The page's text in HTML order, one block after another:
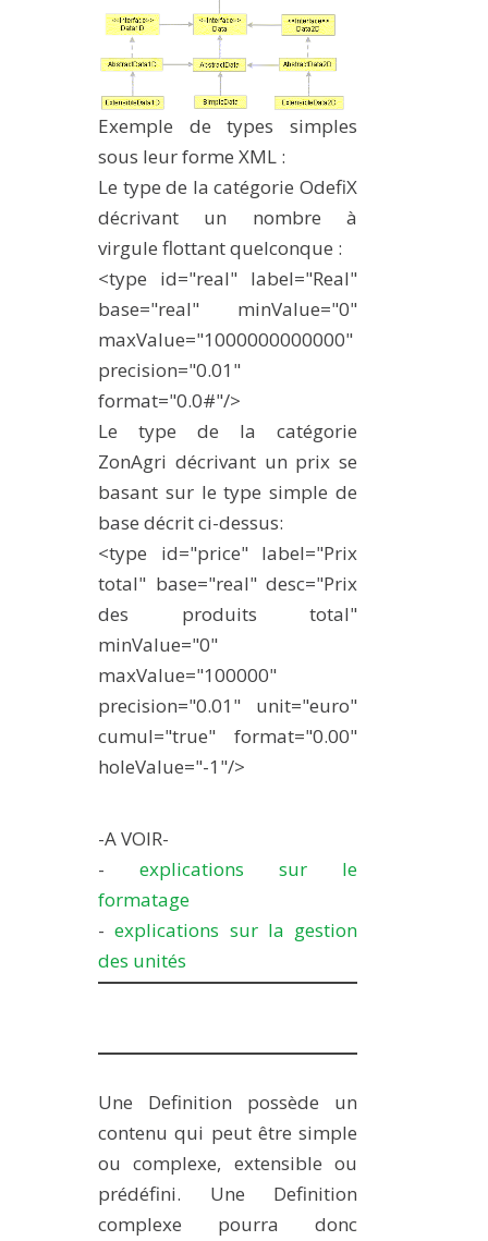
Exemple de types simples
sous leur forme XML :
Le type de la catégorie OdefiX
décrivant un nombre à
virgule flottant quelconque :
<type id="real" label="Real"
base="real" minValue="0"
maxValue="1000000000000"
precision="0.01"
format="0.0#"/>
Le type de la catégorie
ZonAgri décrivant un prix se
basant sur le type simple de
base décrit ci-dessus:
<type id="price" label="Prix
total" base="real" desc="Prix
des produits total"
minValue="0"
maxValue="100000"
precision="0.01" unit="euro"
cumul="true" format="0.00"
holeValue="-1"/>
-A VOIR-
- explications sur le
formatage
-explications sur la gestion
des unités
Une Definition possède un
contenu qui peut être simple
ou complexe, extensible ou
prédéfini. Une Definition
complexe pourra donc